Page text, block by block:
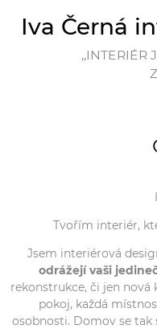
Iva Černá
Tvořím interiér,
Jsem interiérová
odrážejí vaši
rekonstrukce, či jen nová
pokoj, každá
osobnosti. Domov se